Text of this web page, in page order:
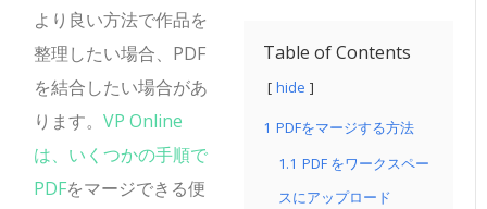
Table of Contents
hide
1 PDFをマージする方法
1.1 PDF をワークスペー
スにアップロード
より良い方法で作品を
整理したい場合、PDF
を結合したい場合があ
ります。VP Online
は、いくつかの手順で
PDFをマージできる便